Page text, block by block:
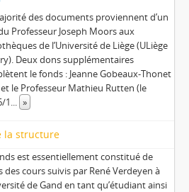
des documents proviennent d’un
Professeur Joseph Moors aux
de l’Université de Liège (ULiège
Deux dons supplémentaires
le fonds : Jeanne Gobeaux-Thonet
et le Professeur Mathieu Rutten (le
1... »
la structure
est essentiellement constitué de
des cours suivis par René Verdeyen à
de Gand en tant qu’étudiant ainsi